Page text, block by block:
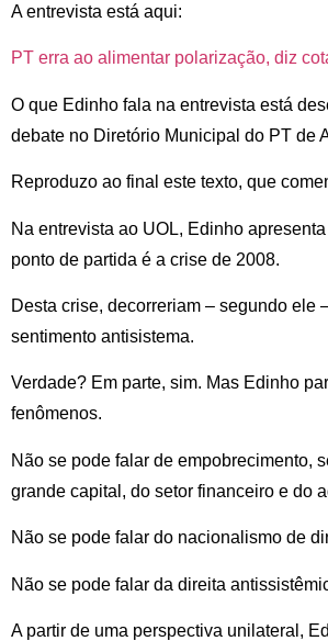
A entrevista está aqui:
PT erra ao alimentar polarização, diz
O que Edinho fala na entrevista está
debate no Diretório Municipal do PT de
Reproduzo ao final este texto, que
Na entrevista ao UOL, Edinho
ponto de partida é a crise de 2008.
Desta crise, decorreriam – segundo ele
sentimento antisistema.
Verdade? Em parte, sim. Mas Edinho
fenômenos.
Não se pode falar de empobrecimento,
grande capital, do setor financeiro e do
Não se pode falar do nacionalismo de
Não se pode falar da direita
A partir de uma perspectiva unilateral,